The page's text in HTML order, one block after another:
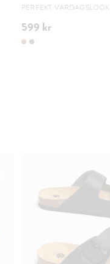
PERFEKT VARDAGSLOOK
599 kr